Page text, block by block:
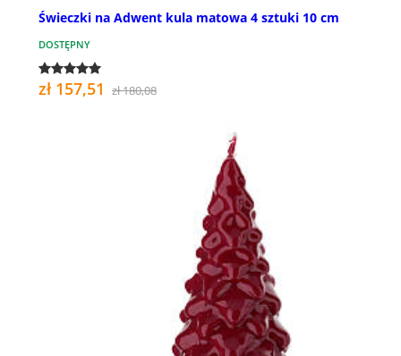
Świeczki na Adwent kula matowa 4 sztuki 10 cm
DOSTĘPNY
zł 157,51 zł 180,08